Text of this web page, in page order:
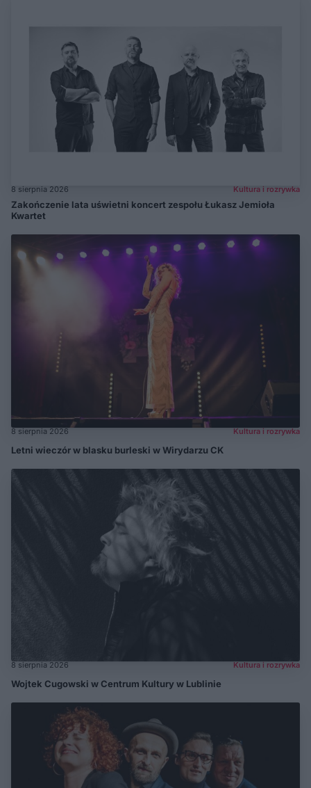
8 sierpnia 2026 Kultura i rozrywka
Zakończenie lata uświetni koncert zespołu Łukasz Jemioła
Kwartet
8 sierpnia 2026 Kultura i rozrywka
Letni wieczór w blasku burleski w Wirydarzu CK
8 sierpnia 2026 Kultura i rozrywka
Wojtek Cugowski w Centrum Kultury w Lublinie